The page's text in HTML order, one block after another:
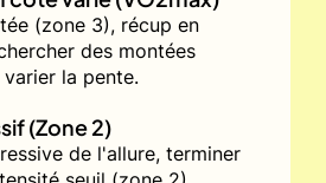
(zone 3), récup en
des montées
la pente.
(Zone 2)
de l'allure, terminer